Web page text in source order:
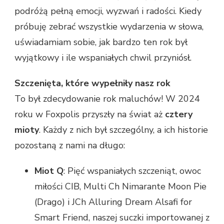
podróżą pełną emocji, wyzwań i radości. Kiedy
próbuję zebrać wszystkie wydarzenia w słowa,
uświadamiam sobie, jak bardzo ten rok był
wyjątkowy i ile wspaniałych chwil przyniósł.
Szczenięta, które wypełniły nasz rok
To był zdecydowanie rok maluchów! W 2024
roku w Foxpolis przyszły na świat aż cztery
mioty. Każdy z nich był szczególny, a ich historie
pozostaną z nami na długo:
Miot Q: Pięć wspaniałych szczeniąt, owoc
miłości CIB, Multi Ch Nimarante Moon Pie
(Drago) i JCh Alluring Dream Alsafi for
Smart Friend, naszej suczki importowanej z